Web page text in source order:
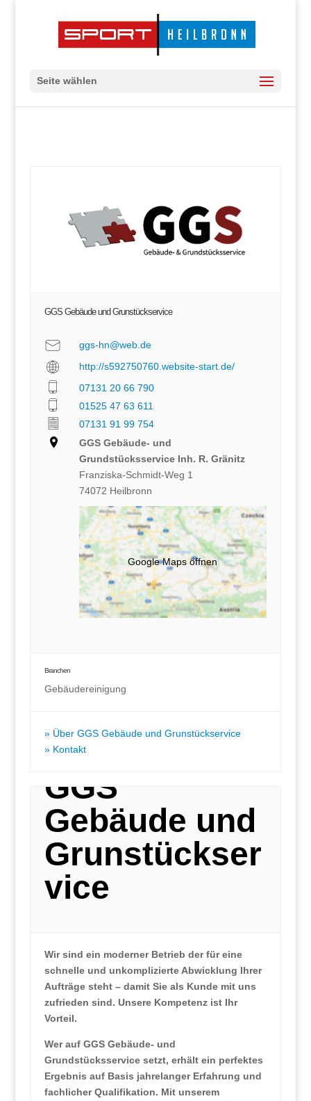
Seite wählen
GGS Gebäude und Grunstückservice
ggs-hn@web.de
http://s592750760.website-start.de/
07131 20 66 790
01525 47 63 611
07131 91 99 754
GGS Gebäude- und
Grundstücksservice Inh. R. Gränitz
Franziska-Schmidt-Weg 1
74072 Heilbronn
Google Maps öffnen
Branchen
Gebäudereinigung
Über GGS Gebäude und Grunstückservice
Kontakt
GGS
Gebäude und
Grunstückser
vice
Wir sind ein moderner Betrieb der für eine
schnelle und unkomplizierte Abwicklung Ihrer
Aufträge steht – damit Sie als Kunde mit uns
zufrieden sind. Unsere Kompetenz ist Ihr
Vorteil.
Wer auf GGS Gebäude- und
Grundstücksservice setzt, erhält ein perfektes
Ergebnis auf Basis jahrelanger Erfahrung und
fachlicher Qualifikation. Mit unserem